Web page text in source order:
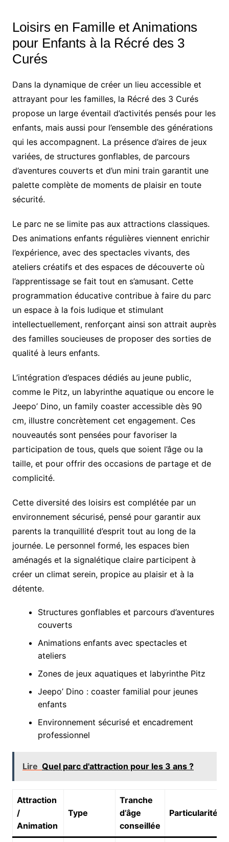
Loisirs en Famille et Animations
pour Enfants à la Récré des 3
Curés
Dans la dynamique de créer un lieu accessible et
attrayant pour les familles, la Récré des 3 Curés
propose un large éventail d’activités pensés pour les
enfants, mais aussi pour l’ensemble des générations
qui les accompagnent. La présence d’aires de jeux
variées, de structures gonflables, de parcours
d’aventures couverts et d’un mini train garantit une
palette complète de moments de plaisir en toute
sécurité.
Le parc ne se limite pas aux attractions classiques.
Des animations enfants régulières viennent enrichir
l’expérience, avec des spectacles vivants, des
ateliers créatifs et des espaces de découverte où
l’apprentissage se fait tout en s’amusant. Cette
programmation éducative contribue à faire du parc
un espace à la fois ludique et stimulant
intellectuellement, renforçant ainsi son attrait auprès
des familles soucieuses de proposer des sorties de
qualité à leurs enfants.
L’intégration d’espaces dédiés au jeune public,
comme le Pitz, un labyrinthe aquatique ou encore le
Jeepo’ Dino, un family coaster accessible dès 90
cm, illustre concrètement cet engagement. Ces
nouveautés sont pensées pour favoriser la
participation de tous, quels que soient l’âge ou la
taille, et pour offrir des occasions de partage et de
complicité.
Cette diversité des loisirs est complétée par un
environnement sécurisé, pensé pour garantir aux
parents la tranquillité d’esprit tout au long de la
journée. Le personnel formé, les espaces bien
aménagés et la signalétique claire participent à
créer un climat serein, propice au plaisir et à la
détente.
Structures gonflables et parcours d’aventures
couverts
Animations enfants avec spectacles et
ateliers
Zones de jeux aquatiques et labyrinthe Pitz
Jeepo’ Dino : coaster familial pour jeunes
enfants
Environnement sécurisé et encadrement
professionnel
Lire Quel parc d'attraction pour les 3 ans ?
Attraction
/
Animation
Type
Tranche
d’âge
conseillée
Particularité